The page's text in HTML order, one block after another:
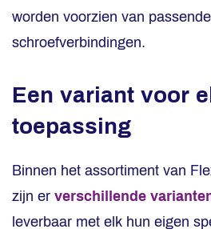
worden voorzien van passende
schroefverbindingen.
Een variant voor
toepassing
Binnen het assortiment van
zijn er verschillende
leverbaar met elk hun eigen